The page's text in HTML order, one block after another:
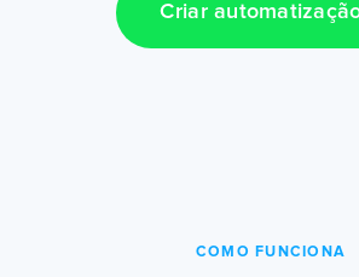
Criar
COMO FUNCIONA